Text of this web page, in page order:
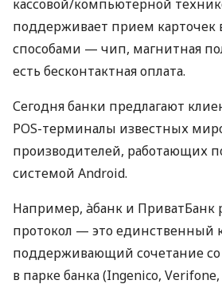
кассовой/компьютерной
поддерживает прием карточек
способами — чип, магнитная
есть бесконтактная оплата.
Сегодня банки предлагают
POS-терминалы известных
производителей, работающих
системой Android.
Например, àбанк и ПриватБанк
протокол — это единственный
поддерживающий сочетание
в парке банка (Ingenico, Verifone,